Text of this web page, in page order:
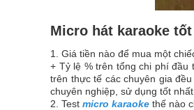
Micro hát karaoke
1. Giá tiền nào để mua một
+ Tỷ lệ % trên tổng chi phí đầu
trên thực tế các chuyên gia
chuyên nghiệp, sử dụng tốt nhất.
2. Test micro karaoke thế nào